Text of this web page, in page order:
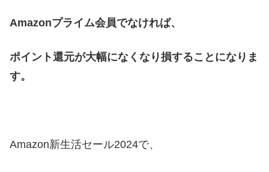
Amazonプライム会員でなければ、
ポイント還元が大幅になくなり損することになりま
す。
Amazon新生活セール2024で、